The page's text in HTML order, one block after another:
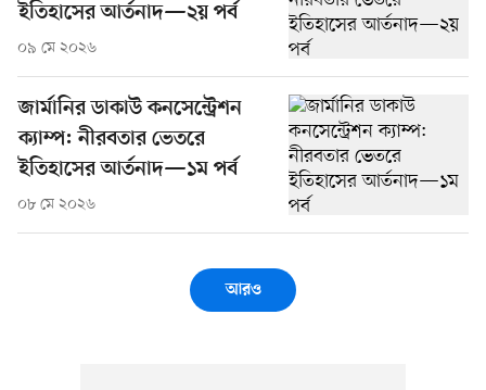
ইতিহাসের আর্তনাদ—২য় পর্ব
০৯ মে ২০২৬
জার্মানির ডাকাউ কনসেন্ট্রেশন
ক্যাম্প: নীরবতার ভেতরে
ইতিহাসের আর্তনাদ—১ম পর্ব
০৮ মে ২০২৬
আরও